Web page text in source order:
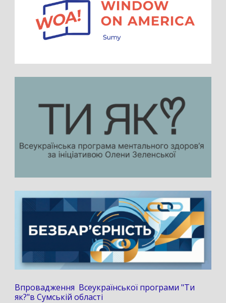
Впровадження Всеукраїнської програми "Ти
як?"в Сумській області